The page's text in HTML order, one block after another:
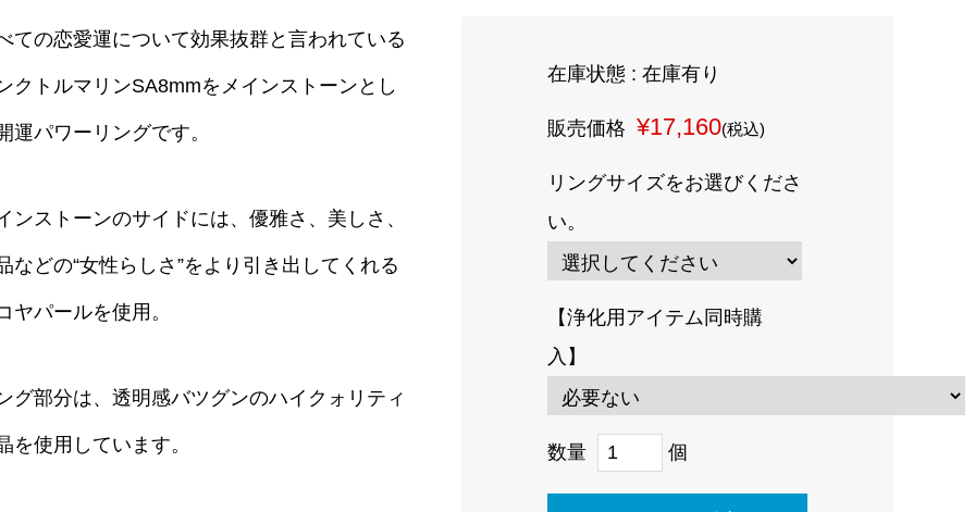
ての恋愛運について効果抜群と言われている
クトルマリンSA8mmをメインストーンとし
運パワーリングです。
ンストーンのサイドには、優雅さ、美しさ、
などの“女性らしさ”をより引き出してくれる
ヤパールを使用。
グ部分は、透明感バツグンのハイクォリティ
を使用しています。
在庫状態 : 在庫有り
販売価格¥17,160(税込)
リングサイズをお選びくださ
い。
【浄化用アイテム同時購
入】
数量 個